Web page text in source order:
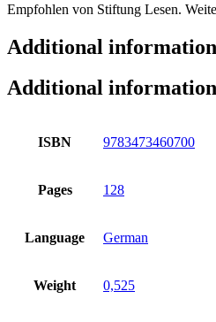
Empfohlen von Stiftung Lesen.
Additional information
Additional information
ISBN 9783473460700
Pages 128
Language German
Weight 0,525